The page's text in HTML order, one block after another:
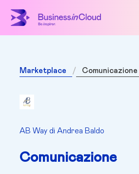
Marketplace Comunicazione
AB Way di Andrea Baldo
Comunicazione